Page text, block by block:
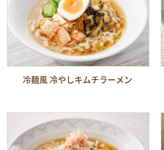
冷麺風 冷やしキムチラーメン